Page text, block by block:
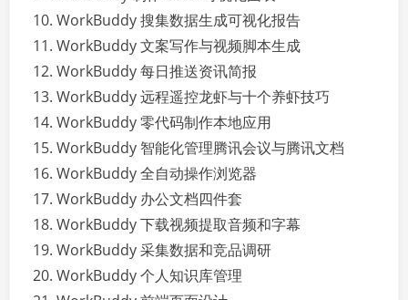
10. WorkBuddy 搜集数据生成可视化报告
11. WorkBuddy 文案写作与视频脚本生成
12. WorkBuddy 每日推送资讯简报
13. WorkBuddy 远程遥控龙虾与十个养虾技巧
14. WorkBuddy 零代码制作本地应用
15. WorkBuddy 智能化管理腾讯会议与腾讯文档
16. WorkBuddy 全自动操作浏览器
17. WorkBuddy 办公文档四件套
18. WorkBuddy 下载视频提取音频和字幕
19. WorkBuddy 采集数据和竞品调研
20. WorkBuddy 个人知识库管理